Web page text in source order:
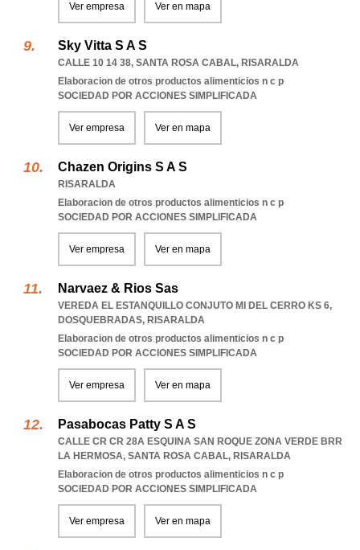
Ver empresa Ver en mapa
Sky Vitta S A S
CALLE 10 14 38, SANTA ROSA CABAL, RISARALDA
Elaboracion de otros productos alimenticios n c p
SOCIEDAD POR ACCIONES SIMPLIFICADA
Ver empresa Ver en mapa
Chazen Origins S A S
RISARALDA
Elaboracion de otros productos alimenticios n c p
SOCIEDAD POR ACCIONES SIMPLIFICADA
Ver empresa Ver en mapa
Narvaez & Rios Sas
VEREDA EL ESTANQUILLO CONJUTO MI DEL CERRO KS 6,
DOSQUEBRADAS, RISARALDA
Elaboracion de otros productos alimenticios n c p
SOCIEDAD POR ACCIONES SIMPLIFICADA
Ver empresa Ver en mapa
Pasabocas Patty S A S
CALLE CR CR 28A ESQUINA SAN ROQUE ZONA VERDE BRR
LA HERMOSA, SANTA ROSA CABAL, RISARALDA
Elaboracion de otros productos alimenticios n c p
SOCIEDAD POR ACCIONES SIMPLIFICADA
Ver empresa Ver en mapa